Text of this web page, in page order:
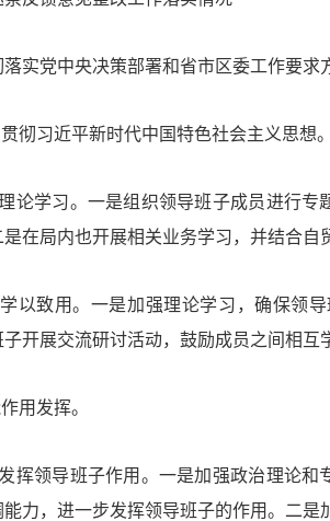
落实党中央决策部署和省市区委工作要求
彻习近平新时代中国特色社会主义思想。
理论学习。一是组织领导班子成员进行专
在局内也开展相关业务学习，并结合自
学以致用。一是加强理论学习，确保领
开展交流研讨活动，鼓励成员之间相互
用发挥。
发挥领导班子作用。一是加强政治理论
力，进一步发挥领导班子的作用。二是